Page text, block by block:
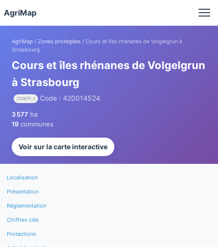
AgriMap
AgriMap / Zones protégées / Cours et îles rhénanes de Volgelgrun à
Strasbourg
Cours et îles rhénanes de Volgelgrun
à Strasbourg
ZNIEFF_II Code : 420014524
3 577 ha
19 communes
Voir sur la carte interactive
Localisation
Présentation
Réglementation
Chiffres clés
Protections